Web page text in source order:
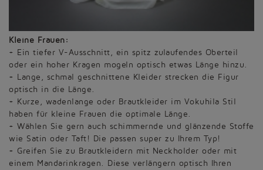
Kleine Frauen:
+ Ein tiefer V-Ausschnitt, ein spitz zulaufendes Oberteil
oder ein hoher Kragen mogeln optisch etwas Länge hinzu.
+ Lange, schmal geschnittene Kleider strecken die Figur
optisch in die Länge.
+ Kurze, wadenlange oder Brautkleider im Vokuhila Stil
haben für kleine Frauen die optimale Länge.
+ Wählen Sie gern auch schimmernde und glänzende Stoffe
wie Satin oder Taft! Die passen super zu Ihrem Typ!
+ Greifen Sie zu Brautkleidern mit Neckholder oder mit
einem Mandarinkragen. Diese verlängern optisch Ihren